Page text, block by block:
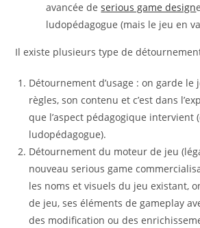
avancée deserious game design
ludopédagogue (mais le jeu en
Il existe plusieurs type de
Détournement d’usage : on garde le
règles, son contenu et c’est dans
que l’aspect pédagogique intervient
ludopédagogue).
Détournement du moteur de jeu
nouveau serious game
les noms et visuels du jeu existant,
de jeu, ses éléments de gameplay
des modification ou des